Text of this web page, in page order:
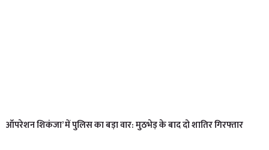
ऑपरेशन शिकंजा’ में पुलिस का बड़ा वार: मुठभेड़ के बाद दो शातिर गिरफ्तार